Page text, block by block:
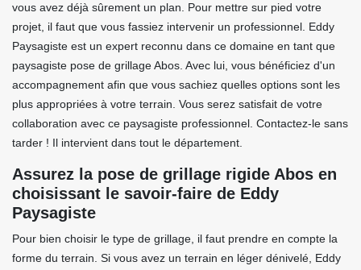
vous avez déjà sûrement un plan. Pour mettre sur pied votre
projet, il faut que vous fassiez intervenir un professionnel. Eddy
Paysagiste est un expert reconnu dans ce domaine en tant que
paysagiste pose de grillage Abos. Avec lui, vous bénéficiez d'un
accompagnement afin que vous sachiez quelles options sont les
plus appropriées à votre terrain. Vous serez satisfait de votre
collaboration avec ce paysagiste professionnel. Contactez-le sans
tarder ! Il intervient dans tout le département.
Assurez la pose de grillage rigide Abos en
choisissant le savoir-faire de Eddy
Paysagiste
Pour bien choisir le type de grillage, il faut prendre en compte la
forme du terrain. Si vous avez un terrain en léger dénivelé, Eddy